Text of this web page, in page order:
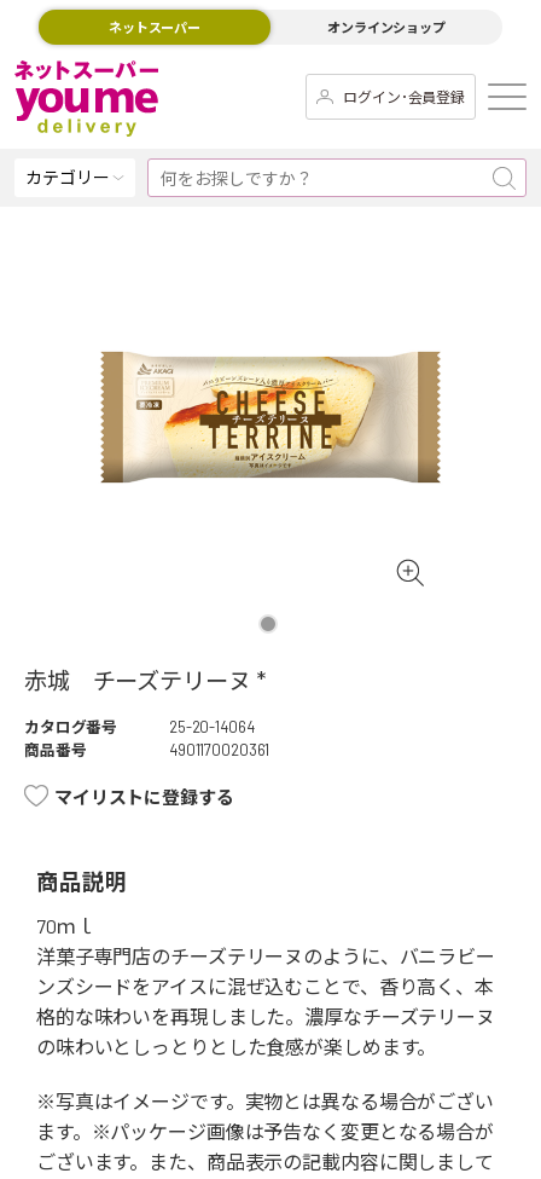
ネットスーパー オンラインショップ
ログイン･会員登録
カテゴリー
赤城 チーズテリーヌ *
カタログ番号
25-20-14064
商品番号
4901170020361
マイリストに登録する
商品説明
70ｍｌ
洋菓子専門店のチーズテリーヌのように、バニラビー
ンズシードをアイスに混ぜ込むことで、香り高く、本
格的な味わいを再現しました。濃厚なチーズテリーヌ
の味わいとしっとりとした食感が楽しめます。
※写真はイメージです。実物とは異なる場合がござい
ます。※パッケージ画像は予告なく変更となる場合が
ございます。また、商品表示の記載内容に関しまして